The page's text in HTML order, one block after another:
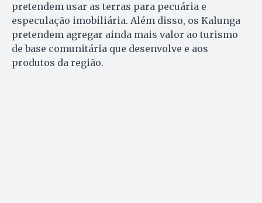
pretendem usar as terras para pecuária e
especulação imobiliária. Além disso, os Kalunga
pretendem agregar ainda mais valor ao turismo
de base comunitária que desenvolve e aos
produtos da região.